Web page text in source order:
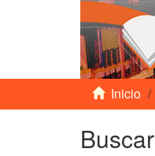
Inicio
Buscar